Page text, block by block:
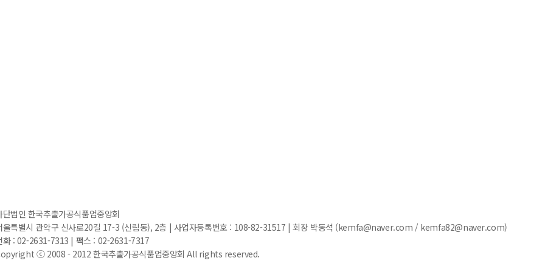
단법인 한국추출가공식품업중앙회
울특별시 관악구 신사로20길 17-3 (신림동), 2층 | 사업자등록번호 : 108-82-31517 | 회장 박동석 (kemfa@naver.com / kemfa82@naver.com)
화 : 02-2631-7313 | 팩스 : 02-2631-7317
ⓒ 2008 - 2012 한국추출가공식품업중앙회 All rights reserved.